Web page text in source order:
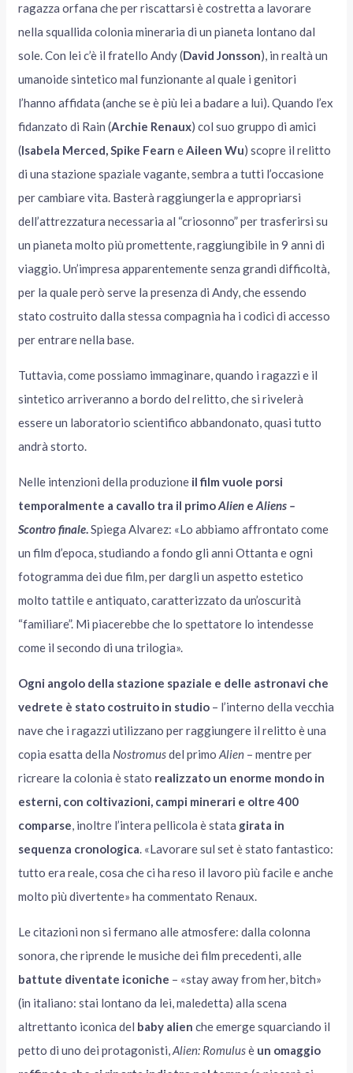
ragazza orfana che per riscattarsi è costretta a lavorare
nella squallida colonia mineraria di un pianeta lontano dal
sole. Con lei c’è il fratello Andy (David Jonsson), in realtà un
umanoide sintetico mal funzionante al quale i genitori
l’hanno affidata (anche se è più lei a badare a lui). Quando l’ex
fidanzato di Rain (Archie Renaux) col suo gruppo di amici
(Isabela Merced, Spike Fearn eAileen Wu) scopre il relitto
di una stazione spaziale vagante, sembra a tutti l’occasione
per cambiare vita. Basterà raggiungerla e appropriarsi
dell’attrezzatura necessaria al “criosonno” per trasferirsi su
un pianeta molto più promettente, raggiungibile in 9 anni di
viaggio. Un’impresa apparentemente senza grandi difficoltà,
per la quale però serve la presenza di Andy, che essendo
stato costruito dalla stessa compagnia ha i codici di accesso
per entrare nella base.
Tuttavia, come possiamo immaginare, quando i ragazzi e il
sintetico arriveranno a bordo del relitto, che si rivelerà
essere un laboratorio scientifico abbandonato, quasi tutto
andrà storto.
Nelle intenzioni della produzione il film vuole porsi
temporalmente a cavallo tra il primoAlien eAliens –
Scontro finale.Spiega Alvarez: «Lo abbiamo affrontato come
un film d’epoca, studiando a fondo gli anni Ottanta e ogni
fotogramma dei due film, per dargli un aspetto estetico
molto tattile e antiquato, caratterizzato da un’oscurità
“familiare”. Mi piacerebbe che lo spettatore lo intendesse
come il secondo di una trilogia».
Ogni angolo della stazione spaziale e delle astronavi che
vedrete è stato costruito in studio – l’interno della vecchia
nave che i ragazzi utilizzano per raggiungere il relitto è una
copia esatta della Nostromusdel primoAlien – mentre per
ricreare la colonia è stato realizzato un enorme mondo in
esterni, con coltivazioni, campi minerari e oltre 400
comparse, inoltre l’intera pellicola è stata girata in
sequenza cronologica. «Lavorare sul set è stato fantastico:
tutto era reale, cosa che ci ha reso il lavoro più facile e anche
molto più divertente» ha commentato Renaux.
Le citazioni non si fermano alle atmosfere: dalla colonna
sonora, che riprende le musiche dei film precedenti, alle
battute diventate iconiche – «stay away from her, bitch»
(in italiano: stai lontano da lei, maledetta) alla scena
altrettanto iconica del baby alien che emerge squarciando il
petto di uno dei protagonisti,Alien: Romulusè un omaggio